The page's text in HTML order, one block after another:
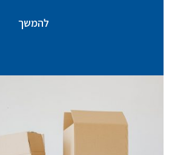
להמשך